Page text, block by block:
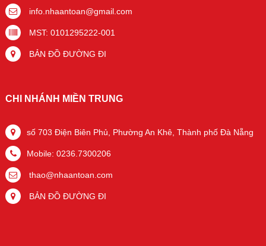
info.nhaantoan@gmail.com
MST: 0101295222-001
BẢN ĐỒ ĐƯỜNG ĐI
CHI NHÁNH MIỀN TRUNG
số 703 Điện Biên Phủ, Phường An Khê, Thành phố Đà Nẵng
Mobile: 0236.7300206
thao@nhaantoan.com
BẢN ĐỒ ĐƯỜNG ĐI